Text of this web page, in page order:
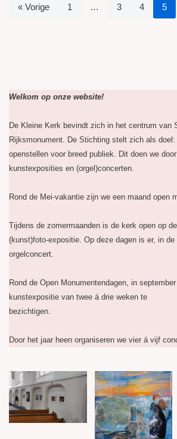
« Vorige 1 … 3 4 5
Welkom op onze website!
De Kleine Kerk bevindt zich in het centrum van
Rijksmonument. De Stichting stelt zich als doel:
openstellen voor breed publiek. Dit doen we
kunstexposities en (orgel)concerten.
Rond de Mei-vakantie zijn we een maand open
Tijdens de zomermaanden is de kerk open op
(kunst)foto-expositie. Op deze dagen is er, in
orgelconcert.
Rond de Open Monumentendagen, in
kunstexpositie van twee á drie weken te
bezichtigen.
Door het jaar heen organiseren we vier á vijf